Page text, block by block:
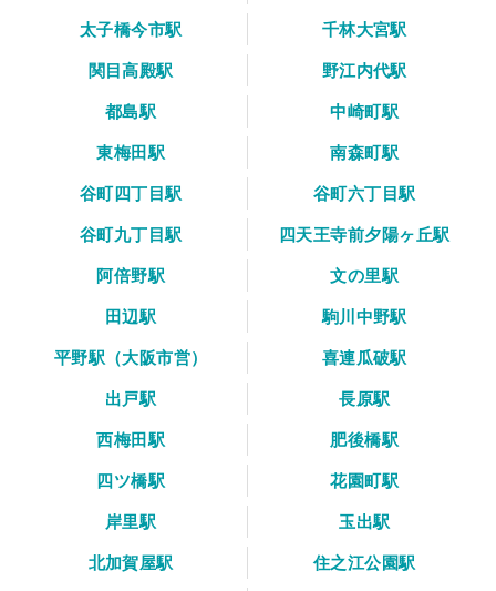
太子橋今市駅
千林大宮駅
関目高殿駅
野江内代駅
都島駅
中崎町駅
東梅田駅
南森町駅
谷町四丁目駅
谷町六丁目駅
谷町九丁目駅
四天王寺前夕陽ヶ丘駅
阿倍野駅
文の里駅
田辺駅
駒川中野駅
平野駅（大阪市営）
喜連瓜破駅
出戸駅
長原駅
西梅田駅
肥後橋駅
四ツ橋駅
花園町駅
岸里駅
玉出駅
北加賀屋駅
住之江公園駅